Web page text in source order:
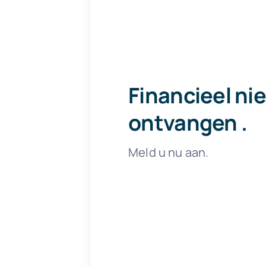
Financieel
ontvangen .
Meld u nu aan.